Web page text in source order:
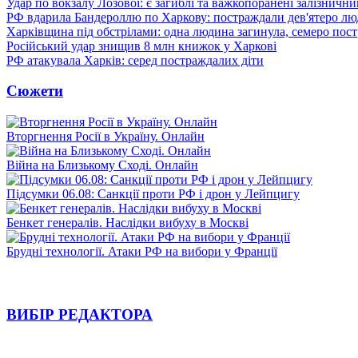
РФ вдарила Бандероллю по Харкову: постраждали дев'ятеро
Харківщина під обстрілами: одна людина загинула, семеро
Російський удар знищив 8 млн книжок у Харкові
РФ атакувала Харків: серед постраждалих діти
Сюжети
Вторгнення Росії в Україну. Онлайн
Війна на Близькому Сході. Онлайн
Підсумки 06.08: Санкції проти РФ і дрон у Лейпцигу
Бенкет генералів. Наслідки вибуху в Москві
Брудні технології. Атаки РФ на вибори у Франції
ВИБІР РЕДАКТОРА